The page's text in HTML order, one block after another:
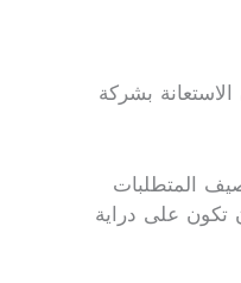
بشركة
المتطلبات
تكون على دراية